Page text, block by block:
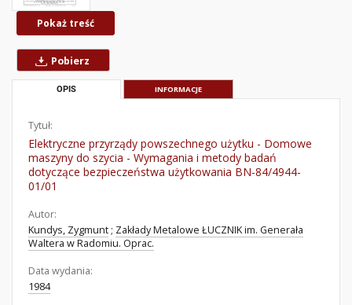
Pokaż treść
Pobierz
OPIS INFORMACJE
Tytuł:
Elektryczne przyrządy powszechnego użytku - Domowe
maszyny do szycia - Wymagania i metody badań
dotyczące bezpieczeństwa użytkowania BN-84/4944-
01/01
Autor:
Kundys, Zygmunt ; Zakłady Metalowe ŁUCZNIK im. Generała
Waltera w Radomiu. Oprac.
Data wydania:
1984